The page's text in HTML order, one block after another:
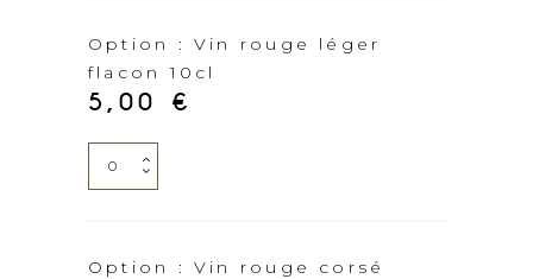
blanc
fruité
flacon
10cl
quantity
Option : Vin rouge léger
flacon 10cl
5,00 €
Option
:
rouge
Option : Vin rouge corsé